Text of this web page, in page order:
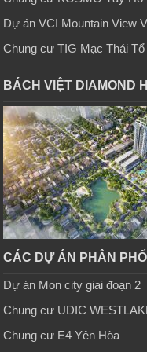
Dự án VCI Mountain View
Chung cư TIG Mạc Thái Tổ
BÁCH VIỆT DIAMOND
CÁC DỰ ÁN PHÂN
Dự án Mon city giai đoạn 2
Chung cư UDIC
Chung cư E4 Yên Hòa